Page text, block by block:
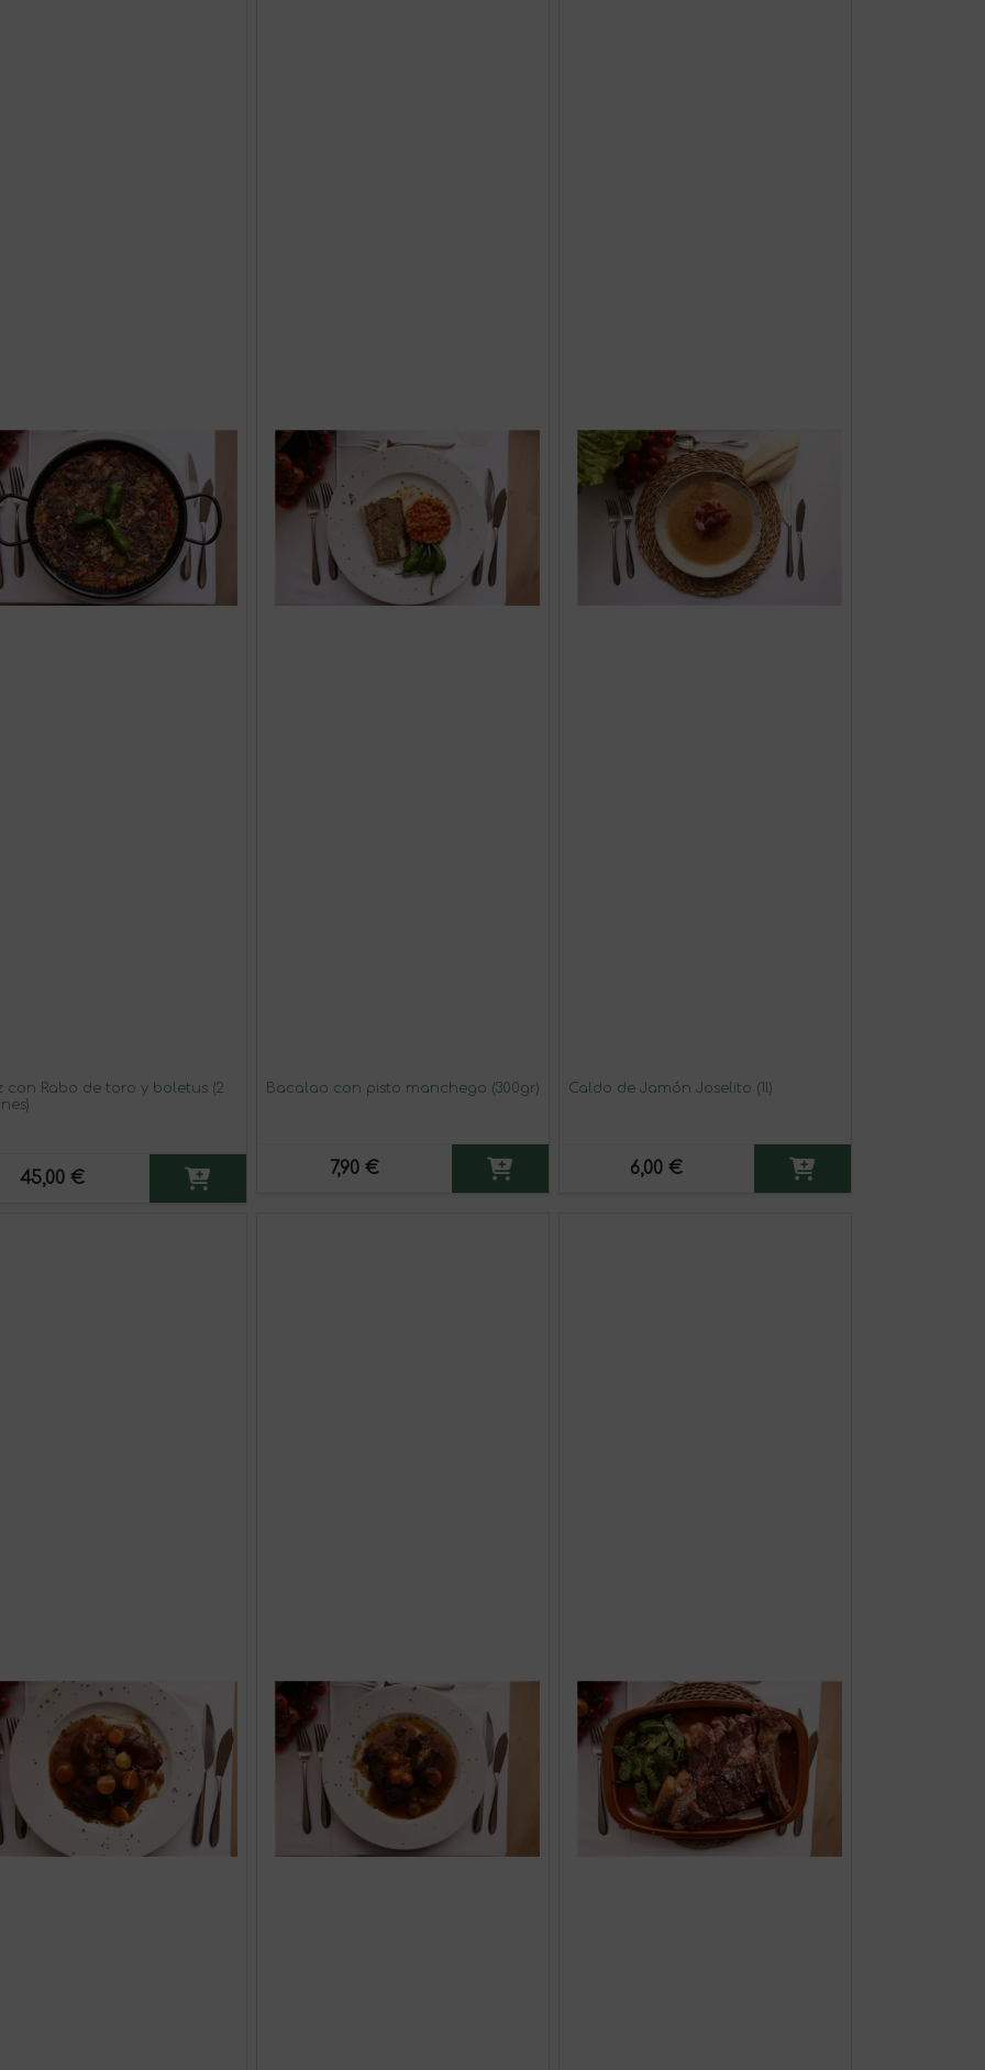
con Rabo de toro y boletus (2
45,00 €
Bacalao con pisto manchego (300gr)
7,90 €
Caldo de Jamón Joselito (1l)
6,00 €